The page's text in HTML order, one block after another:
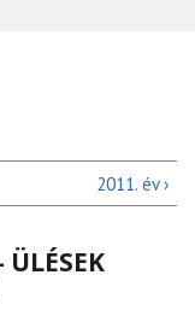
2011. év ›
ÜLÉSEK